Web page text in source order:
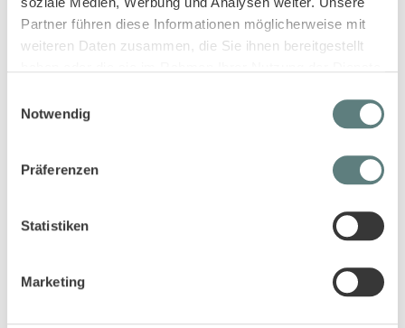
Partner führen diese Informationen möglicherweise mit
weiteren Daten zusammen, die Sie ihnen bereitgestellt
Notwendig
Präferenzen
Statistiken
Marketing
Modell MAYA
Babyhose mit Früchtedruck,